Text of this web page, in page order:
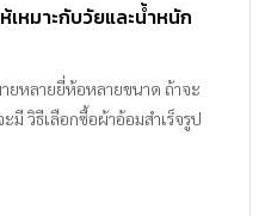
เหมาะกับวัยและน้ำหนัก
ยหลายยี่ห้อหลายขนาด ถ้าจะ
มี วิธีเลือกซื้อผ้าอ้อมสำเร็จรูป